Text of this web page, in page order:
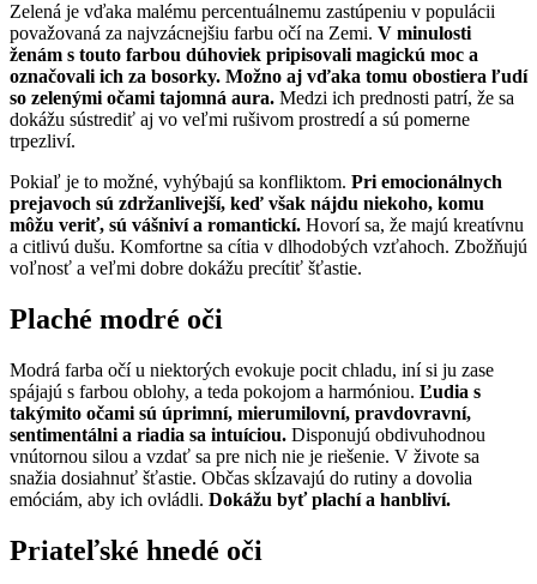
Zelená je vďaka malému percentuálnemu zastúpeniu v populácii
považovaná za najvzácnejšiu farbu očí na Zemi. V minulosti
ženám s touto farbou dúhoviek pripisovali magickú moc a
označovali ich za bosorky. Možno aj vďaka tomu obostiera ľudí
so zelenými očami tajomná aura. Medzi ich prednosti patrí, že sa
dokážu sústrediť aj vo veľmi rušivom prostredí a sú pomerne
trpezliví.
Pokiaľ je to možné, vyhýbajú sa konfliktom. Pri emocionálnych
prejavoch sú zdržanlivejší, keď však nájdu niekoho, komu
môžu veriť, sú vášniví a romantickí. Hovorí sa, že majú kreatívnu
a citlivú dušu. Komfortne sa cítia v dlhodobých vzťahoch. Zbožňujú
voľnosť a veľmi dobre dokážu precítiť šťastie.
Plaché modré oči
Modrá farba očí u niektorých evokuje pocit chladu, iní si ju zase
spájajú s farbou oblohy, a teda pokojom a harmóniou. Ľudia s
takýmito očami sú úprimní, mierumilovní, pravdovravní,
sentimentálni a riadia sa intuíciou. Disponujú obdivuhodnou
vnútornou silou a vzdať sa pre nich nie je riešenie. V živote sa
snažia dosiahnuť šťastie. Občas skĺzavajú do rutiny a dovolia
emóciám, aby ich ovládli. Dokážu byť plachí a hanbliví.
Priateľské hnedé oči